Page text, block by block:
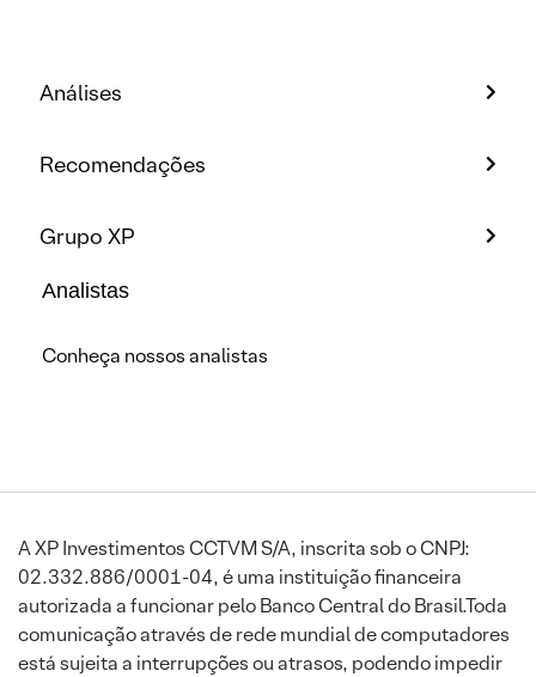
Análises
Recomendações
Grupo XP
Analistas
Conheça nossos analistas
A XP Investimentos CCTVM S/A, inscrita sob o CNPJ:
02.332.886/0001-04, é uma instituição financeira
autorizada a funcionar pelo Banco Central do Brasil.Toda
comunicação através de rede mundial de computadores
está sujeita a interrupções ou atrasos, podendo impedir